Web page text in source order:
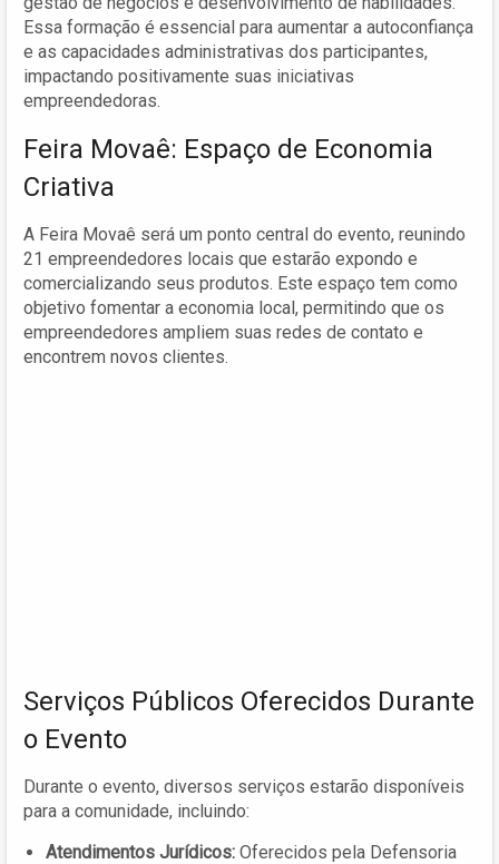
Essa formação é essencial para aumentar a autoconfiança
e as capacidades administrativas dos participantes,
impactando positivamente suas iniciativas
empreendedoras.
Feira Movaê: Espaço de Economia
Criativa
A Feira Movaê será um ponto central do evento, reunindo
21 empreendedores locais que estarão expondo e
comercializando seus produtos. Este espaço tem como
objetivo fomentar a economia local, permitindo que os
empreendedores ampliem suas redes de contato e
encontrem novos clientes.
Serviços Públicos Oferecidos Durante
o Evento
Durante o evento, diversos serviços estarão disponíveis
para a comunidade, incluindo:
Atendimentos Jurídicos: Oferecidos pela Defensoria